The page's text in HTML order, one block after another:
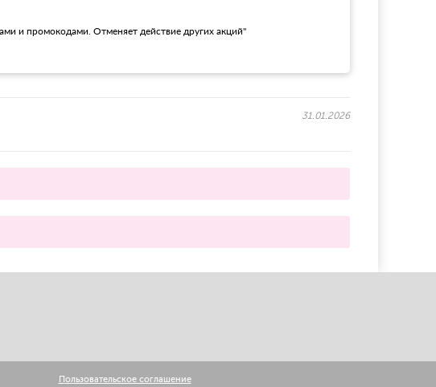
и промокодами. Отменяет действие других акций"
31.01.2026
Пользовательское соглашение